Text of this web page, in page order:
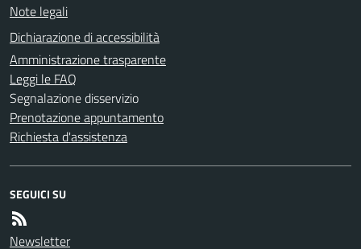
Note legali
Dichiarazione di accessibilità
Amministrazione trasparente
Leggi le FAQ
Segnalazione disservizio
Prenotazione appuntamento
Richiesta d'assistenza
SEGUICI SU
Newsletter